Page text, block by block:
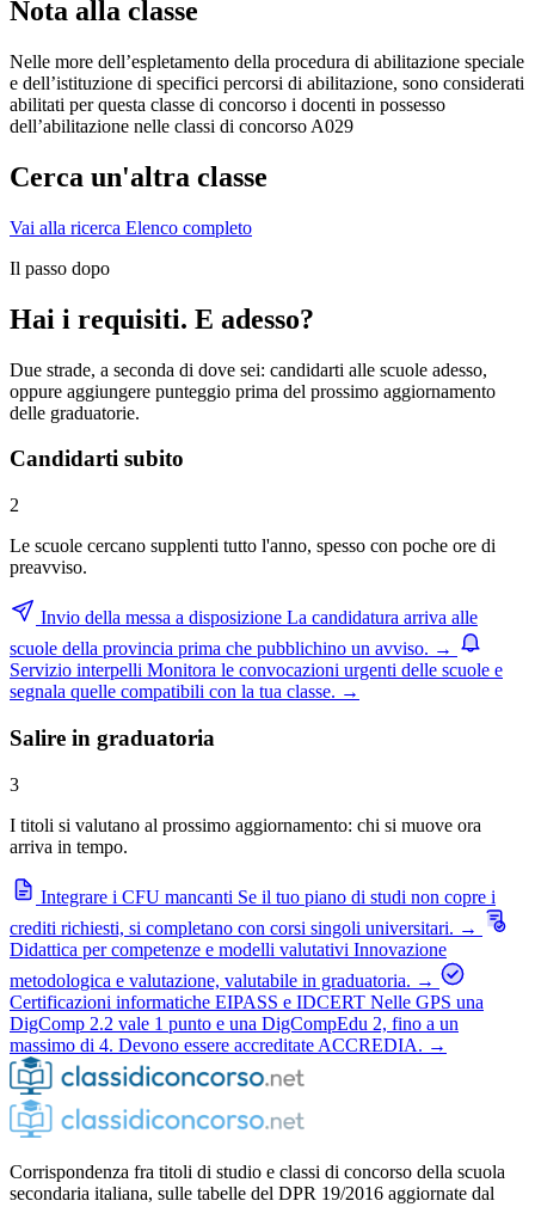
Nota alla classe
Nelle more dell’espletamento della procedura di abilitazione speciale
e dell’istituzione di specifici percorsi di abilitazione, sono considerati
abilitati per questa classe di concorso i docenti in possesso
dell’abilitazione nelle classi di concorso A029
Cerca un'altra classe
Vai alla ricerca Elenco completo
Il passo dopo
Hai i requisiti. E adesso?
Due strade, a seconda di dove sei: candidarti alle scuole adesso,
oppure aggiungere punteggio prima del prossimo aggiornamento
delle graduatorie.
Candidarti subito
2
Le scuole cercano supplenti tutto l'anno, spesso con poche ore di
preavviso.
Invio della messa a disposizione La candidatura arriva alle
scuole della provincia prima che pubblichino un avviso. →
Servizio interpelli Monitora le convocazioni urgenti delle scuole e
segnala quelle compatibili con la tua classe. →
Salire in graduatoria
3
I titoli si valutano al prossimo aggiornamento: chi si muove ora
arriva in tempo.
Integrare i CFU mancanti Se il tuo piano di studi non copre i
crediti richiesti, si completano con corsi singoli universitari. →
Didattica per competenze e modelli valutativi Innovazione
metodologica e valutazione, valutabile in graduatoria. →
Certificazioni informatiche EIPASS e IDCERT Nelle GPS una
DigComp 2.2 vale 1 punto e una DigCompEdu 2, fino a un
massimo di 4. Devono essere accreditate ACCREDIA. →
Corrispondenza fra titoli di studio e classi di concorso della scuola
secondaria italiana, sulle tabelle del DPR 19/2016 aggiornate dal